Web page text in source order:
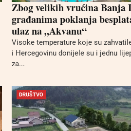
Zbog velikih vrućina Banja
građanima poklanja
ulaz na „Akvanu“
Visoke temperature koje su
i Hercegovinu donijele su i jednu
za...
DRUŠTVO